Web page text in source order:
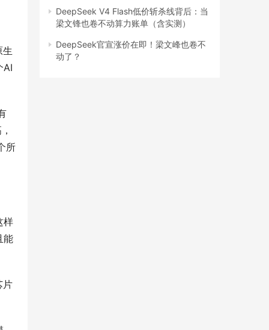
生
AI
所
样
能
片
DeepSeek V4 Flash低价斩杀线背后：当
梁文锋也卷不动算力账单（含实测）
DeepSeek官宣涨价在即！梁文峰也卷不
动了？